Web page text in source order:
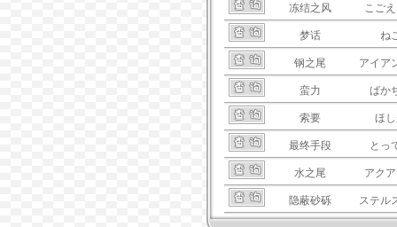
冻结之风 こご
梦话 ね
钢之尾 アイア
蛮力 ばか
索要 ほ
最终手段 とっ
水之尾 アク
隐蔽砂砾 ステル